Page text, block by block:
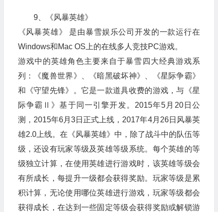
9、《风暴英雄》
《风暴英雄》 是由暴雪娱乐公司开发的一款运行在
Windows和Mac OS上的在线多人竞技PC游戏。
游戏中的英雄角色主要来自于暴雪四大经典游戏系
列：《魔兽世界》、《暗黑破坏神》、《星际争霸》
和《守望先锋》。它是一款道具收费的游戏，与《星
际争霸Ⅱ》基于同一引擎开发。2015年5月20日公
测，2015年6月3日正式上线，2017年4月26日风暴英
雄2.0上线。在《风暴英雄》中，除了战斗中的队伍等
级，还设有玩家等级及英雄等级系统。每个英雄的等
级独立计算，在使用英雄进行游戏时，该英雄等级会
有所成长，每提升一级都会获得奖励。玩家等级是累
积计算，无论使用哪位英雄进行游戏，玩家等级都会
获得成长，在达到一些固定等级会获得奖励或解锁游